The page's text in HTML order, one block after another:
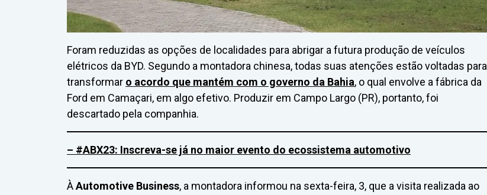
Foram reduzidas as opções de localidades para abrigar a futura produção de veículos
elétricos da BYD. Segundo a montadora chinesa, todas suas atenções estão voltadas para
transformar o acordo que mantém com o governo da Bahia, o qual envolve a fábrica da
Ford em Camaçari, em algo efetivo. Produzir em Campo Largo (PR), portanto, foi
descartado pela companhia.
– #ABX23: Inscreva-se já no maior evento do ecossistema automotivo
ÀAutomotive Business, a montadora informou na sexta-feira, 3, que a visita realizada ao